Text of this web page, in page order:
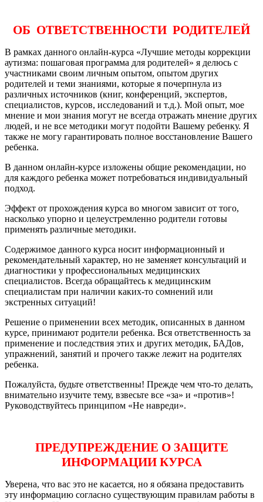
ОБ ОТВЕТСТВЕННОСТИ РОДИТЕЛЕЙ
В рамках данного онлайн-курса «Лучшие методы коррекции
аутизма: пошаговая программа для родителей» я делюсь с
участниками своим личным опытом, опытом других
родителей и теми знаниями, которые я почерпнула из
различных источников (книг, конференций, экспертов,
специалистов, курсов, исследований и т.д.). Мой опыт, мое
мнение и мои знания могут не всегда отражать мнение других
людей, и не все методики могут подойти Вашему ребенку. Я
также не могу гарантировать полное восстановление Вашего
ребенка.
В данном онлайн-курсе изложены общие рекомендации, но
для каждого ребенка может потребоваться индивидуальный
подход.
Эффект от прохождения курса во многом зависит от того,
насколько упорно и целеустремленно родители готовы
применять различные методики.
Содержимое данного курса носит информационный и
рекомендательный характер, но не заменяет консультаций и
диагностики у профессиональных медицинских
специалистов. Всегда обращайтесь к медицинским
специалистам при наличии каких-то сомнений или
экстренных ситуаций!
Решение о применении всех методик, описанных в данном
курсе, принимают родители ребенка. Вся ответственность за
применение и последствия этих и других методик, БАДов,
упражнений, занятий и прочего также лежит на родителях
ребенка.
Пожалуйста, будьте ответственны! Прежде чем что-то делать,
внимательно изучите тему, взвесьте все «за» и «против»!
Руководствуйтесь принципом «Не навреди».
ПРЕДУПРЕЖДЕНИЕ О ЗАЩИТЕ
ИНФОРМАЦИИ КУРСА
Уверена, что вас это не касается, но я обязана предоставить
эту информацию согласно существующим правилам работы в